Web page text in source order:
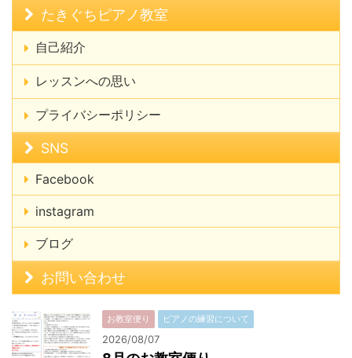
たきぐちピアノ教室
自己紹介
レッスンへの思い
プライバシーポリシー
SNS
Facebook
instagram
ブログ
お問い合わせ
お教室便り ピアノの練習について
2026/08/07